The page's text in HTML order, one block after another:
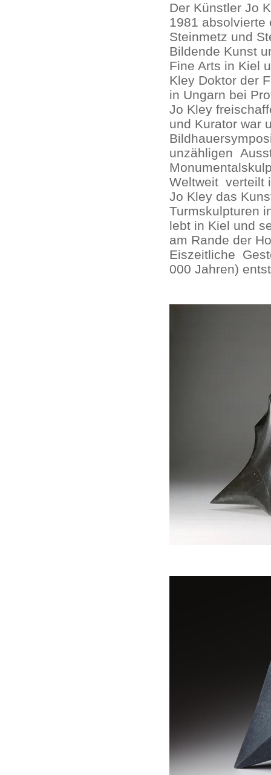
Der Künstler Jo
1981 absolvierte
Steinmetz und
Bildende Kunst
Fine Arts in Kiel
Kley Doktor der
in Ungarn bei
Jo Kley
und Kurator war
unzähligen
Weltweit verteilt
Jo Kley das
Turmskulpturen
lebt in Kiel und
am Rande der
Eiszeitliche
000 Jahren)